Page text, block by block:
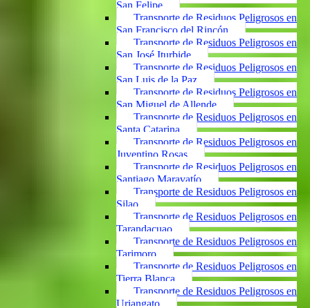
San Felipe
Transporte de Residuos Peligrosos en
San Francisco del Rincón
Transporte de Residuos Peligrosos en
San José Iturbide
Transporte de Residuos Peligrosos en
San Luis de la Paz
Transporte de Residuos Peligrosos en
San Miguel de Allende
Transporte de Residuos Peligrosos en
Santa Catarina
Transporte de Residuos Peligrosos en
Juventino Rosas
Transporte de Residuos Peligrosos en
Santiago Maravatío
Transporte de Residuos Peligrosos en
Silao
Transporte de Residuos Peligrosos en
Tarandacuao
Transporte de Residuos Peligrosos en
Tarimoro
Transporte de Residuos Peligrosos en
Tierra Blanca
Transporte de Residuos Peligrosos en
Uriangato